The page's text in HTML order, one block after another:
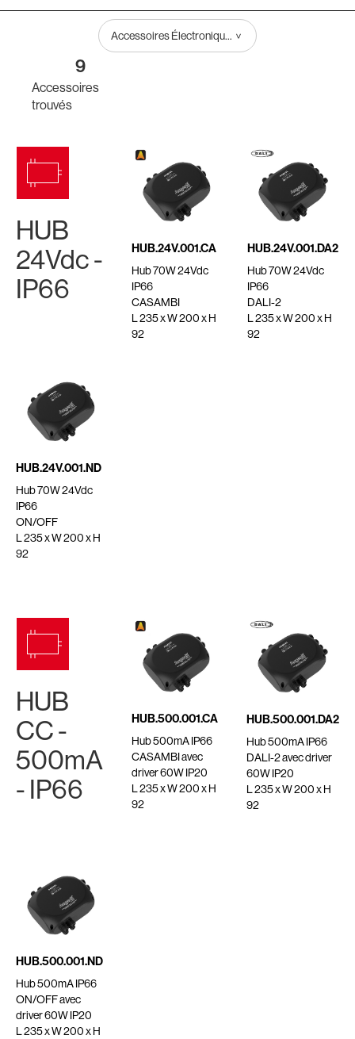
9
Accessoires
trouvés
Accessoires Électroniques / Hub
HUB
24Vdc -
IP66
HUB.24V.001.CA
Hub 70W 24Vdc
IP66
CASAMBI
L 235 x W 200 x H
92
HUB.24V.001.DA2
Hub 70W 24Vdc
IP66
DALI-2
L 235 x W 200 x H
92
HUB.24V.001.ND
Hub 70W 24Vdc
IP66
ON/OFF
L 235 x W 200 x H
92
HUB
CC -
500mA
- IP66
HUB.500.001.CA
Hub 500mA IP66
CASAMBI avec
driver 60W IP20
L 235 x W 200 x H
92
HUB.500.001.DA2
Hub 500mA IP66
DALI-2 avec driver
60W IP20
L 235 x W 200 x H
92
HUB.500.001.ND
Hub 500mA IP66
ON/OFF avec
driver 60W IP20
L 235 x W 200 x H